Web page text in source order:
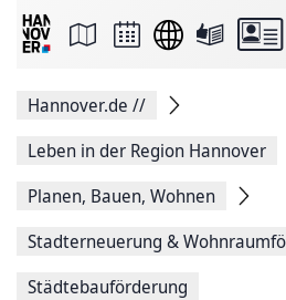
Seite
Facebook
teilen
Seitenlink
Seite
Hannover.de //
Leben in der Region Hannover
Planen, Bauen, Wohnen
Stadterneuerung &
Städtebauförderung